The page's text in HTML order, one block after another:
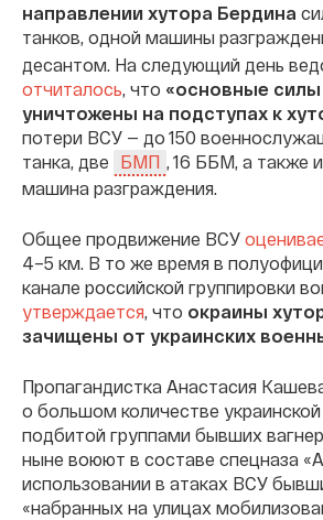
направлении хутора Бердина
танков, одной машины
десантом. На следующий день
отчиталось , что «основные
уничтожены на подступах к
потери ВСУ — до 150
танка, две
БМП
, 16 ББМ, а также
машина разграждения.
Общее продвижение ВСУ
4–5 км. В то же время в
канале российской группировки
утверждается, что окраины
зачищены от украинских
Пропагандистка Анастасия
о большом количестве украинской
подбитой группами бывших
ныне воюют в составе спецназа
использовании в атаках ВСУ
«набранных на улицах